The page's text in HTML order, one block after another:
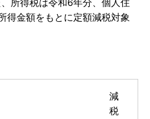
所得税は令和6年分、個人住
得金額をもとに定額減税対象
減
税